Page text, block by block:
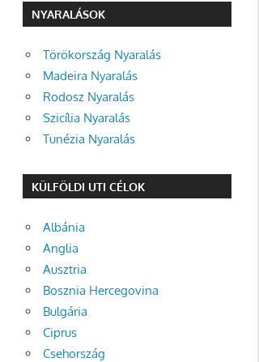
NYARALÁSOK
Törökország Nyaralás
Madeira Nyaralás
Rodosz Nyaralás
Szicília Nyaralás
Tunézia Nyaralás
KÜLFÖLDI UTI CÉLOK
Albánia
Anglia
Ausztria
Bosznia Hercegovina
Bulgária
Ciprus
Csehország